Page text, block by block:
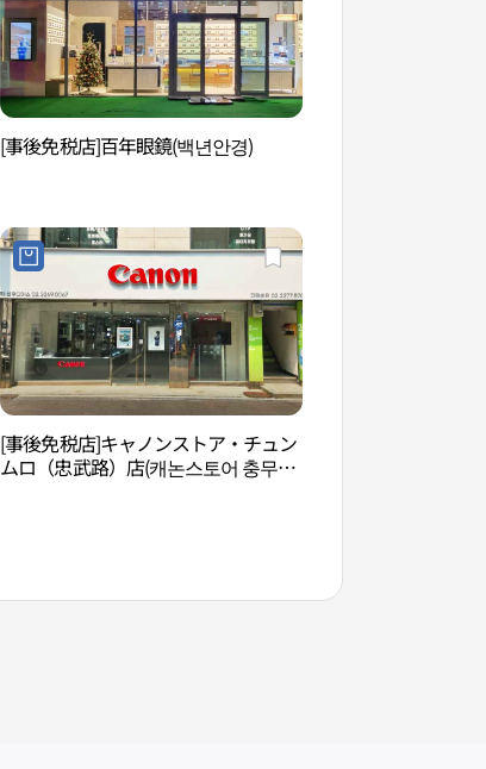
[事後免税店]百年眼鏡(백년안경)
[事後免税店]キャノンストア・チュン
ムロ（忠武路）店(캐논스토어 충무로